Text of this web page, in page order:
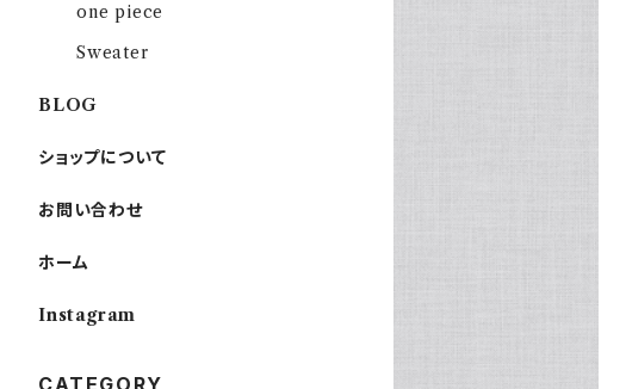
one piece
Sweater
BLOG
ショップについて
お問い合わせ
ホーム
Instagram
CATEGORY